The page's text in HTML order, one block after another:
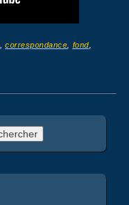
,correspondance fond,